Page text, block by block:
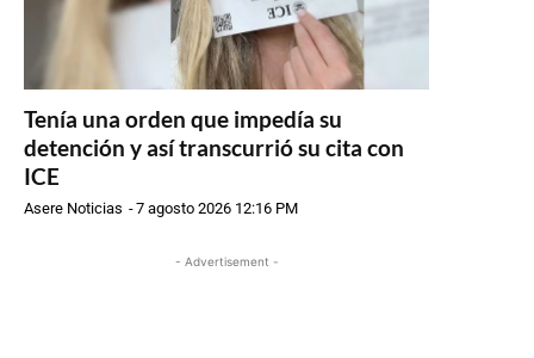
Tenía una orden que impedía su
detención y así transcurrió su cita con
ICE
Asere Noticias -7 agosto 2026 12:16 PM
- Advertisement -